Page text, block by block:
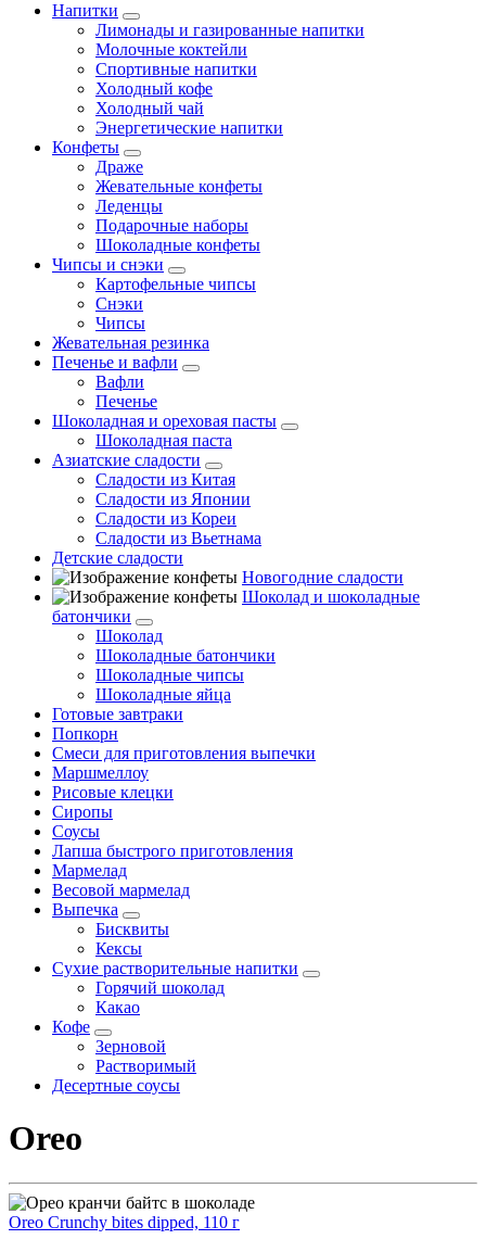
Напитки
Лимонады и газированные напитки
Молочные коктейли
Спортивные напитки
Холодный кофе
Холодный чай
Энергетические напитки
Конфеты
Драже
Жевательные конфеты
Леденцы
Подарочные наборы
Шоколадные конфеты
Чипсы и снэки
Картофельные чипсы
Снэки
Чипсы
Жевательная резинка
Печенье и вафли
Вафли
Печенье
Шоколадная и ореховая пасты
Шоколадная паста
Азиатские сладости
Сладости из Китая
Сладости из Японии
Сладости из Кореи
Сладости из Вьетнама
Детские сладости
Новогодние сладости
Шоколад и шоколадные
батончики
Шоколад
Шоколадные батончики
Шоколадные чипсы
Шоколадные яйца
Готовые завтраки
Попкорн
Смеси для приготовления выпечки
Маршмеллоу
Рисовые клецки
Сиропы
Соусы
Лапша быстрого приготовления
Мармелад
Весовой мармелад
Выпечка
Бисквиты
Кексы
Сухие растворительные напитки
Горячий шоколад
Какао
Кофе
Зерновой
Растворимый
Десертные соусы
Oreo
Oreo Crunchy bites dipped, 110 г